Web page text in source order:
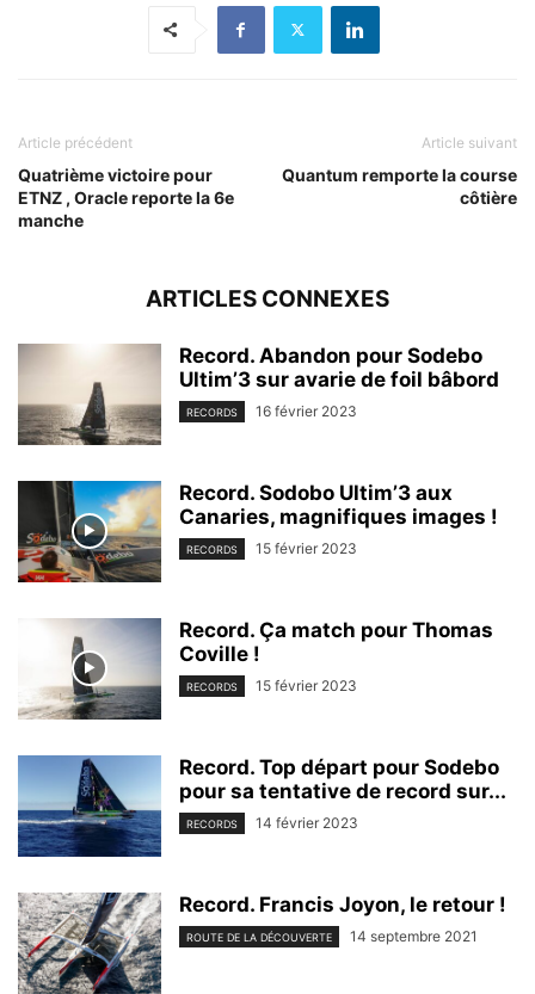
Article précédent
Quatrième victoire pour
ETNZ , Oracle reporte la 6e
manche
Article suivant
Quantum remporte la course
côtière
ARTICLES CONNEXES
Record. Abandon pour Sodebo
Ultim’3 sur avarie de foil bâbord
RECORDS 16 février 2023
Record. Sodobo Ultim’3 aux
Canaries, magnifiques images !
RECORDS 15 février 2023
Record. Ça match pour Thomas
Coville !
RECORDS 15 février 2023
Record. Top départ pour Sodebo
pour sa tentative de record sur...
RECORDS 14 février 2023
Record. Francis Joyon, le retour !
ROUTE DE LA DÉCOUVERTE 14 septembre 2021